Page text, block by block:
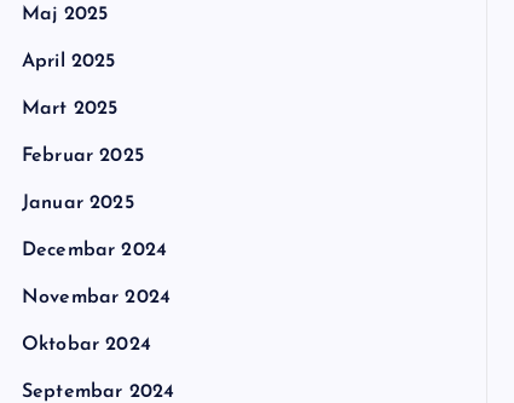
Maj 2025
April 2025
Mart 2025
Februar 2025
Januar 2025
Decembar 2024
Novembar 2024
Oktobar 2024
Septembar 2024